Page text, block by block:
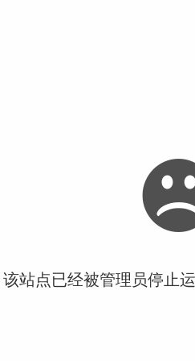
站点已经被管理员停止